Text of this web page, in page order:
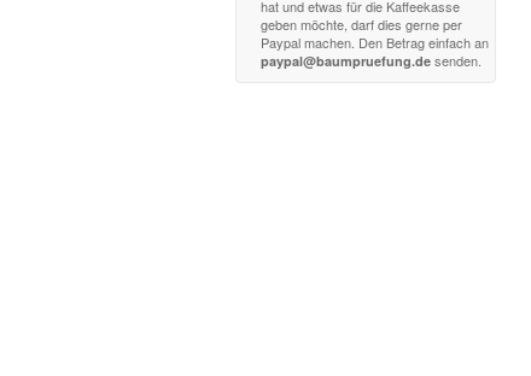
hat und etwas für die Kaffeekasse
geben möchte, darf dies gerne per
Paypal machen. Den Betrag einfach an
paypal@baumpruefung.de senden.